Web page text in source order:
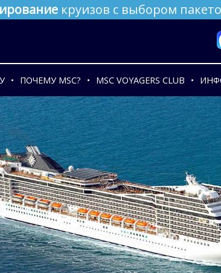
круизов с выбором
ПОЧЕМУ MSC? MSC VOYAGERS CLUB